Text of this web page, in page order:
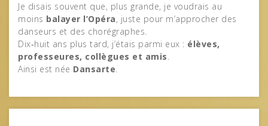
Je disais souvent que, plus grande, je voudrais au
moins balayer l’Opéra, juste pour m’approcher des
danseurs et des chorégraphes.
Dix‑huit ans plus tard, j’étais parmi eux : élèves,
professeures, collègues et amis.
Ainsi est née Dansarte.